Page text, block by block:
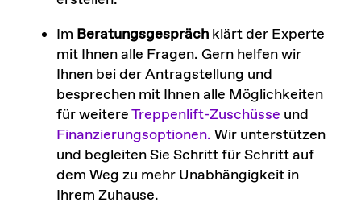
Im Beratungsgesprächklärt der Experte
mit Ihnen alle Fragen. Gern helfen wir
Ihnen bei der Antragstellung und
besprechen mit Ihnen alle Möglichkeiten
für weitereTreppenlift-Zuschüsse und
Finanzierungsoptionen. Wir unterstützen
und begleiten Sie Schritt für Schritt auf
dem Weg zu mehr Unabhängigkeit in
Ihrem Zuhause.